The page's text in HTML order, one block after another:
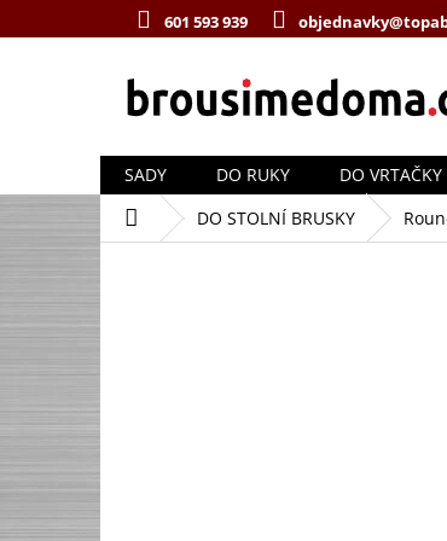
na
601 593 939
SADY DO RUKY DO VRTAČKY
Domů DO STOLNÍ BRUSKY